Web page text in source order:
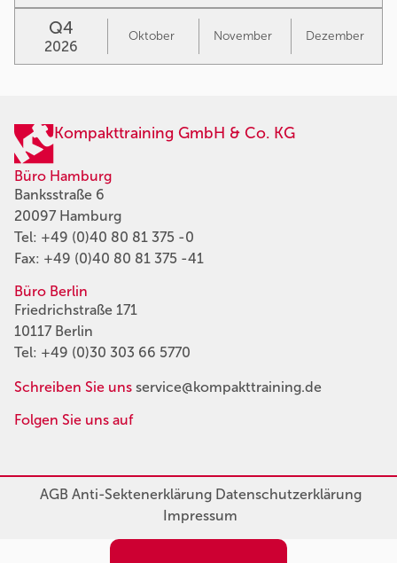
Q4
2026
Oktober November Dezember
Kompakttraining GmbH & Co. KG
Büro Hamburg
Banksstraße 6
20097 Hamburg
Tel: +49 (0)40 80 81 375 -0
Fax: +49 (0)40 80 81 375 -41
Büro Berlin
Friedrichstraße 171
10117 Berlin
Tel: +49 (0)30 303 66 5770
Schreiben Sie uns service@kompakttraining.de
Folgen Sie uns auf
AGBAnti-SektenerklärungDatenschutzerklärung
Impressum